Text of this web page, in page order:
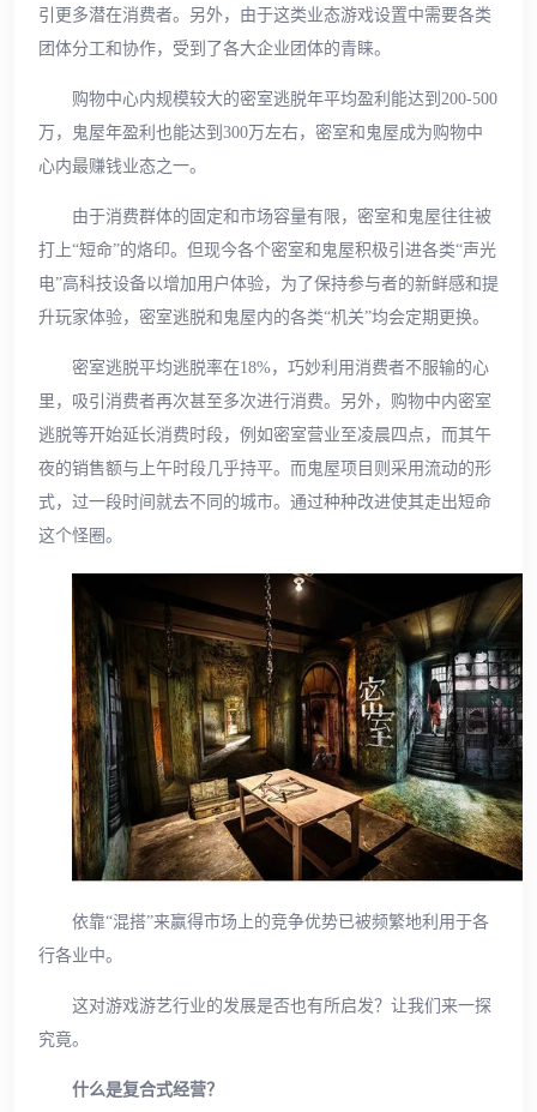
引更多潜在消费者。另外，由于这类业态游戏设置中需要各类
团体分工和协作，受到了各大企业团体的青睐。
购物中心内规模较大的密室逃脱年平均盈利能达到200-500
万，鬼屋年盈利也能达到300万左右，密室和鬼屋成为购物中
心内最赚钱业态之一。
由于消费群体的固定和市场容量有限，密室和鬼屋往往被
打上“短命”的烙印。但现今各个密室和鬼屋积极引进各类“声光
电”高科技设备以增加用户体验，为了保持参与者的新鲜感和提
升玩家体验，密室逃脱和鬼屋内的各类“机关”均会定期更换。
密室逃脱平均逃脱率在18%，巧妙利用消费者不服输的心
里，吸引消费者再次甚至多次进行消费。另外，购物中内密室
逃脱等开始延长消费时段，例如密室营业至凌晨四点，而其午
夜的销售额与上午时段几乎持平。而鬼屋项目则采用流动的形
式，过一段时间就去不同的城市。通过种种改进使其走出短命
这个怪圈。
依靠“混搭”来赢得市场上的竞争优势已被频繁地利用于各
行各业中。
这对游戏游艺行业的发展是否也有所启发？让我们来一探
究竟。
什么是复合式经营？